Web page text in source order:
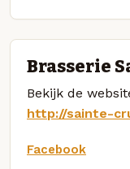
Brasserie
Bekijk de
http://sainte-
Facebook